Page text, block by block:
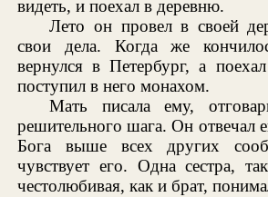
видеть, и поехал в деревню.
Лето он провел в своей
свои дела. Когда же
вернулся в Петербург, а
поступил в него монахом.
Мать писала ему,
решительного шага. Он отвечал
Бога выше всех других
чувствует его. Одна сестра,
честолюбивая, как и брат,